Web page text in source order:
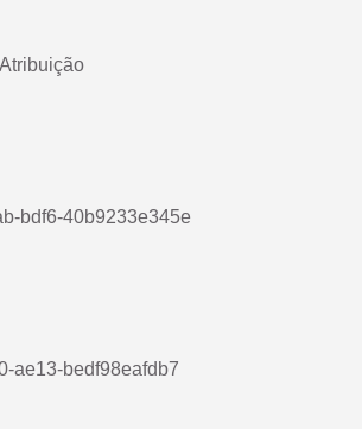
bdf6-40b9233e345e
ae13-bedf98eafdb7